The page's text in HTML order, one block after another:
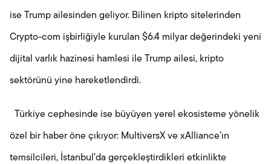
ise Trump ailesinden geliyor. Bilinen kripto sitelerinden
Crypto-com işbirliğiyle kurulan $6.4 milyar değerindeki yeni
dijital varlık hazinesi hamlesi ile Trump ailesi, kripto
sektörünü yine hareketlendirdi.
Türkiye cephesinde ise büyüyen yerel ekosisteme yönelik
özel bir haber öne çıkıyor: MultiversX ve xAlliance’ın
temsilcileri, İstanbul’da gerçekleştirdikleri etkinlikte